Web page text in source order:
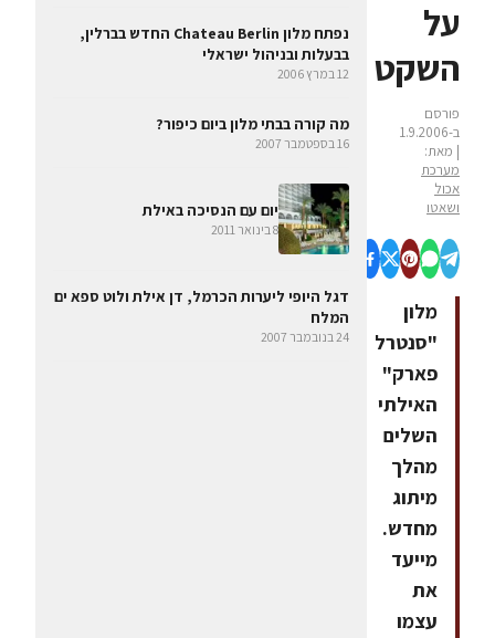
על
השקט
פורסם
ב-1.9.2006
| מאת:
מערכת
אכול
ושאטו
מלון
"סנטרל
פארק"
האילתי
השלים
מהלך
מיתוג
מחדש.
מייעד
את
עצמו
נפתח מלון Chateau Berlin החדש בברלין,
בבעלות ובניהול ישראלי
12 במרץ 2006
מה קורה בבתי מלון ביום כיפור?
16 בספטמבר 2007
יום עם הנסיכה באילת
8 בינואר 2011
דגל היופי ליערות הכרמל, דן אילת ולוט ספא ים
המלח
24 בנובמבר 2007